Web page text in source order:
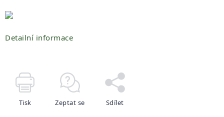
Detailní informace
Tisk Zeptat se Sdílet